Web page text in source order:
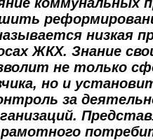
низкая
ЖКХ. Знание
не только
но и
за